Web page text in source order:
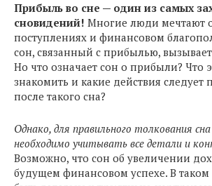
Прибыль во сне — один из самых
сновидений! Многие люди мечтают
поступлениях и финансовом
сон, связанный с прибылью,
Но что означает сон о прибыли? Что
знакомить и какие действия следует
после такого сна?
Однако, для правильного толкования
необходимо учитывать все детали и
Возможно, что сон об увеличении
будущем финансовом успехе. В таком